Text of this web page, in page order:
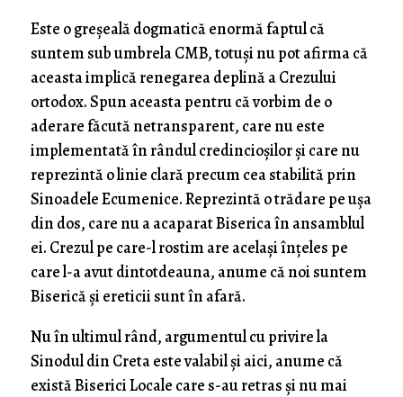
Este o greșeală dogmatică enormă faptul că
suntem sub umbrela CMB, totuși nu pot afirma că
aceasta implică renegarea deplină a Crezului
ortodox. Spun aceasta pentru că vorbim de o
aderare făcută netransparent, care nu este
implementată în rândul credincioșilor și care nu
reprezintă o linie clară precum cea stabilită prin
Sinoadele Ecumenice. Reprezintă o trădare pe ușa
din dos, care nu a acaparat Biserica în ansamblul
ei. Crezul pe care-l rostim are același înțeles pe
care l-a avut dintotdeauna, anume că noi suntem
Biserică și ereticii sunt în afară.
Nu în ultimul rând, argumentul cu privire la
Sinodul din Creta este valabil și aici, anume că
există Biserici Locale care s-au retras și nu mai